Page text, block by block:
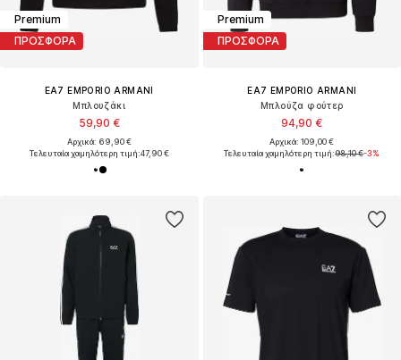
Premium
ΠΡΟΣΦΟΡΑ
EA7 EMPORIO ARMANI
Μπλουζάκι
59,90 €
Αρχικά: 69,90 €
Τελευταία χαμηλότερη τιμή:47,90 €
Premium
ΠΡΟΣΦΟΡΑ
EA7 EMPORIO ARMANI
Μπλούζα φούτερ
94,90 €
Αρχικά: 109,00 €
Τελευταία χαμηλότερη τιμή:98,10 €-3%